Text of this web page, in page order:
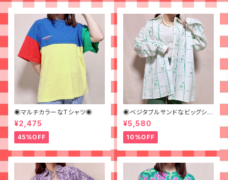
◉マルチカラーなTシャツ◉
¥2,475
45%OFF
◉ベジタブルサンドなビッグシャ
ツ◉ 古着 柄シャツ 70s 緑 幾
何学模様
¥5,580
10%OFF